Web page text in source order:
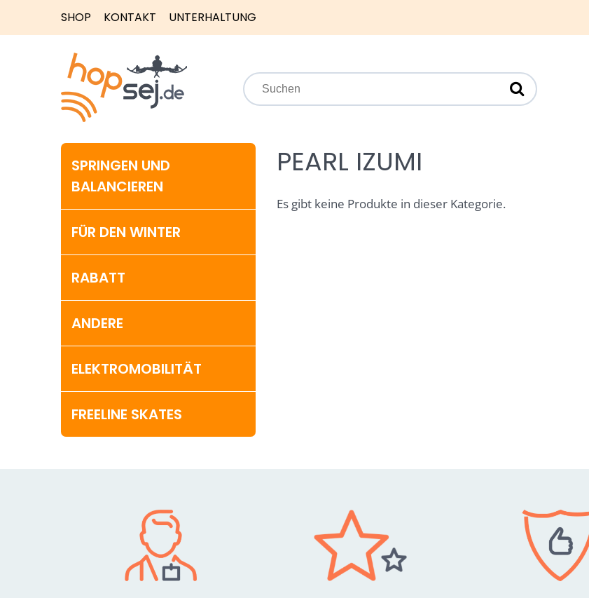
SHOP KONTAKT UNTERHALTUNG
SPRINGEN UND
BALANCIEREN
FÜR DEN WINTER
RABATT
ANDERE
ELEKTROMOBILITÄT
FREELINE SKATES
PEARL IZUMI
Es gibt keine Produkte in dieser Kategorie.